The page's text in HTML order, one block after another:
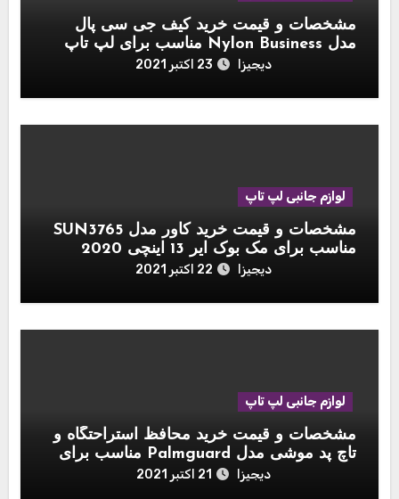
مشخصات و قیمت خرید کیف جی سی پال
مدل Nylon Business مناسب برای لپ تاپ
اپل مک بوک 15 اینچدیجیزا 23 اکتبر 2021
لوازم جانبی لپ تاپ
مشخصات و قیمت خرید کاور مدل SUN3765
مناسب برای مک بوک ایر 13 اینچی 2020
دیجیزا 22 اکتبر 2021
لوازم جانبی لپ تاپ
مشخصات و قیمت خرید محافظ استراحتگاه و
تاچ پد موشی مدل Palmguard مناسب برای
دیجیزا 21 اکتبر 2021